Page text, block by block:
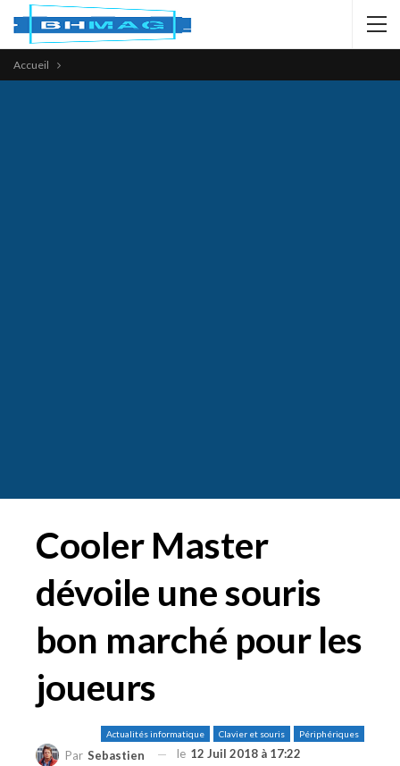
Accueil
Cooler Master
dévoile une souris
bon marché pour les
joueurs
Actualités informatique Clavier et souris Périphériques
Par Sebastien le 12 Juil 2018 à 17:22